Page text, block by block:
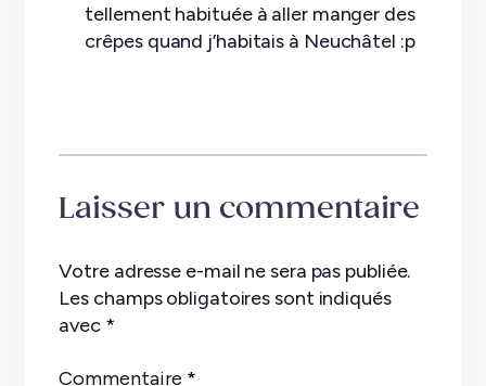
tellement habituée à aller manger des
crêpes quand j’habitais à Neuchâtel :p
Laisser un commentaire
Votre adresse e-mail ne sera pas publiée.
Les champs obligatoires sont indiqués
avec *
Commentaire *